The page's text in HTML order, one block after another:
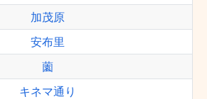
加茂原
安布里
薗
キネマ通り